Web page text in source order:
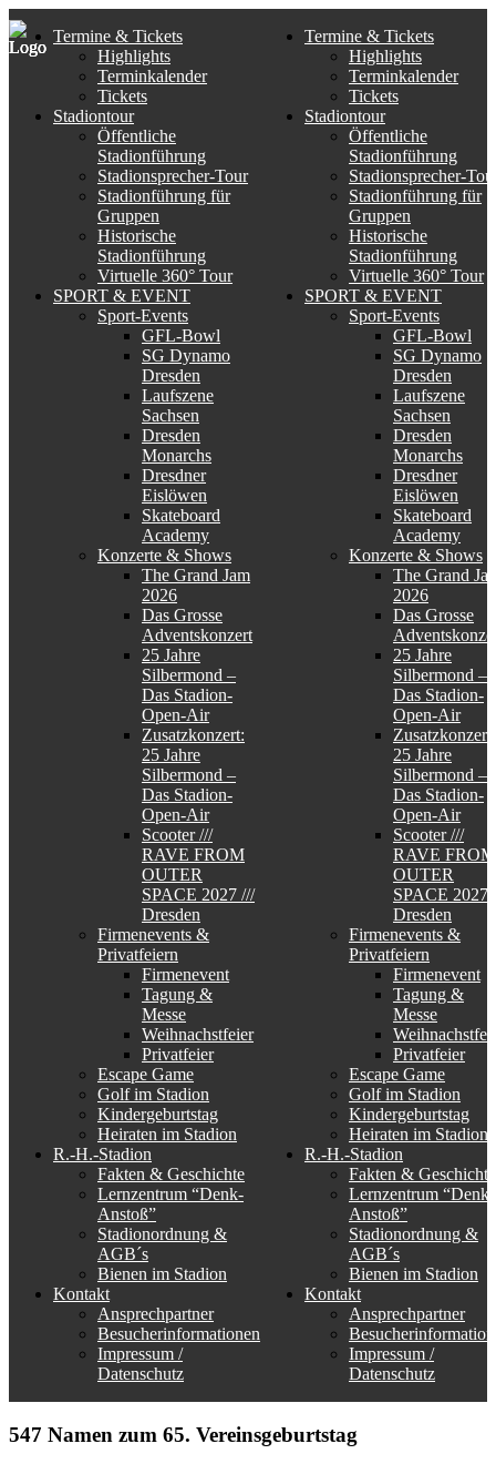
Termine & Tickets
Highlights
Terminkalender
Tickets
Stadiontour
Öffentliche
Stadionführung
Stadionsprecher-Tour
Stadionführung für
Gruppen
Historische
Stadionführung
Virtuelle 360° Tour
SPORT & EVENT
Sport-Events
GFL-Bowl
SG Dynamo
Dresden
Laufszene
Sachsen
Dresden
Monarchs
Dresdner
Eislöwen
Skateboard
Academy
Konzerte & Shows
The Grand Jam
2026
Das Grosse
Adventskonzert
25 Jahre
Silbermond –
Das Stadion-
Open-Air
Zusatzkonzert:
25 Jahre
Silbermond –
Das Stadion-
Open-Air
Scooter ///
RAVE FROM
OUTER
SPACE 2027 ///
Dresden
Firmenevents &
Privatfeiern
Firmenevent
Tagung &
Messe
Weihnachstfeier
Privatfeier
Escape Game
Golf im Stadion
Kindergeburtstag
Heiraten im Stadion
R.-H.-Stadion
Fakten & Geschichte
Lernzentrum “Denk-
Anstoß”
Stadionordnung &
AGB´s
Bienen im Stadion
Kontakt
Ansprechpartner
Besucherinformationen
Impressum /
Datenschutz
Termine & Tickets
Highlights
Terminkalender
Tickets
Stadiontour
Öffentliche
Stadionführung
Stadionsprecher-
Stadionführung für
Gruppen
Historische
Stadionführung
Virtuelle 360° Tour
SPORT & EVENT
Sport-Events
GFL-Bowl
SG Dynamo
Dresden
Laufszene
Sachsen
Dresden
Monarchs
Dresdner
Eislöwen
Skateboard
Academy
Konzerte & Shows
The Grand
2026
Das Grosse
25 Jahre
Silbermond –
Das Stadion-
Open-Air
Zusatzkonzert:
25 Jahre
Silbermond –
Das Stadion-
Open-Air
Scooter ///
RAVE FROM
OUTER
SPACE 2027
Dresden
Firmenevents &
Privatfeiern
Firmenevent
Tagung &
Messe
Privatfeier
Escape Game
Golf im Stadion
Kindergeburtstag
Heiraten im Stadion
R.-H.-Stadion
Fakten & Geschichte
Lernzentrum “Denk-
Anstoß”
Stadionordnung &
AGB´s
Bienen im Stadion
Kontakt
Ansprechpartner
Impressum /
Datenschutz
547 Namen zum 65. Vereinsgeburtstag